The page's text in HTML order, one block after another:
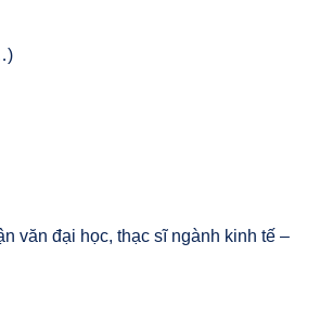
văn đại học, thạc sĩ ngành kinh tế –